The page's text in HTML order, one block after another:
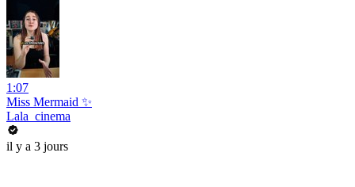
1:07
Miss Mermaid ✨
Lala_cinema
il y a 3 jours